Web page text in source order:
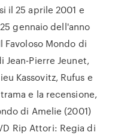
il 25 aprile 2001 e
gennaio dell'anno
Favoloso Mondo di
Pierre Jeunet,
Kassovitz, Rufus e
e la recensione,
di Amelie (2001)
Rip Attori: Regia di